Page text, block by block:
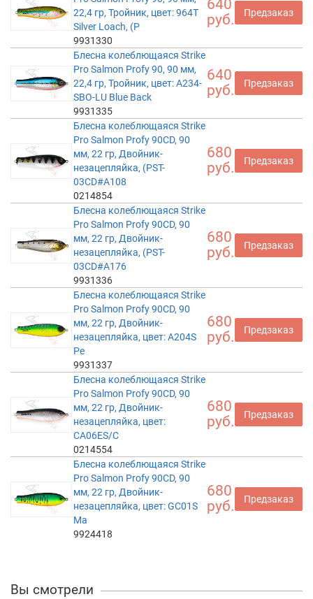
22,4 гр, Тройник, цвет: 964T
Silver Loach, (P
9931330
640
руб.
Предзаказ
Блесна колеблющаяся Strike
Pro Salmon Profy 90, 90 мм,
22,4 гр, Тройник, цвет: A234-
SBO-LU Blue Back
9931335
640
руб.
Предзаказ
Блесна колеблющаяся Strike
Pro Salmon Profy 90CD, 90
мм, 22 гр, Двойник-
незацепляйка, (PST-
03CD#A108
0214854
680
руб.
Предзаказ
Блесна колеблющаяся Strike
Pro Salmon Profy 90CD, 90
мм, 22 гр, Двойник-
незацепляйка, (PST-
03CD#A176
9931336
680
руб.
Предзаказ
Блесна колеблющаяся Strike
Pro Salmon Profy 90CD, 90
мм, 22 гр, Двойник-
незацепляйка, цвет: A204S
Pe
9931337
680
руб.
Предзаказ
Блесна колеблющаяся Strike
Pro Salmon Profy 90CD, 90
мм, 22 гр, Двойник-
незацепляйка, цвет:
CA06ES/C
0214554
680
руб.
Предзаказ
Блесна колеблющаяся Strike
Pro Salmon Profy 90CD, 90
мм, 22 гр, Двойник-
незацепляйка, цвет: GC01S
Ma
9924418
680
руб.
Предзаказ
Вы смотрели